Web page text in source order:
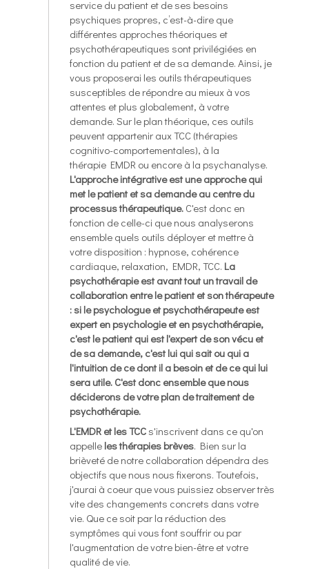
service du patient et de ses besoins
psychiques propres, c’est-à-dire que
différentes approches théoriques et
psychothérapeutiques sont privilégiées en
fonction du patient et de sa demande. Ainsi, je
vous proposerai les outils thérapeutiques
susceptibles de répondre au mieux à vos
attentes et plus globalement, à votre
demande. Sur le plan théorique, ces outils
peuvent appartenir aux TCC (thérapies
cognitivo-comportementales), à la
thérapie EMDR ou encore à la psychanalyse.
L'approche intégrative est une approche qui
met le patient et sa demande au centre du
processus thérapeutique. C'est donc en
fonction de celle-ci que nous analyserons
ensemble quels outils déployer et mettre à
votre disposition : hypnose, cohérence
cardiaque, relaxation, EMDR, TCC. La
psychothérapie est avant tout un travail de
collaboration entre le patient et son thérapeute
: si le psychologue et psychothérapeute est
expert en psychologie et en psychothérapie,
c'est le patient qui est l'expert de son vécu et
de sa demande, c'est lui qui sait ou qui a
l'intuition de ce dont il a besoin et de ce qui lui
sera utile. C'est donc ensemble que nous
déciderons de votre plan de traitement de
psychothérapie.
L'EMDR et les TCCs'inscrivent dans ce qu'on
appelle les thérapies brèves. Bien sur la
brièveté de notre collaboration dépendra des
objectifs que nous nous fixerons. Toutefois,
j'aurai à coeur que vous puissiez observer très
vite des changements concrets dans votre
vie. Que ce soit par la réduction des
symptômes qui vous font souffrir ou par
l'augmentation de votre bien-être et votre
qualité de vie.